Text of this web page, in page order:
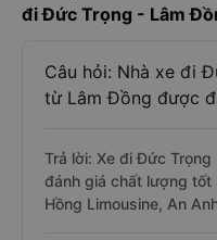
đi Đức Trọng - Lâm
Câu hỏi: Nhà xe đi
từ Lâm Đồng được
Trả lời: Xe đi Đức
đánh giá chất lượng tốt
Hồng Limousine, An